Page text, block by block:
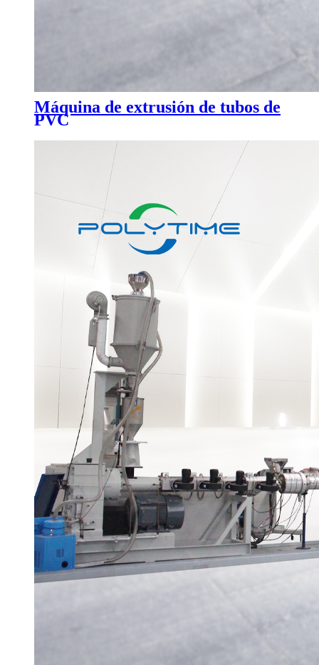
Máquina de extrusión de tubos de
PVC